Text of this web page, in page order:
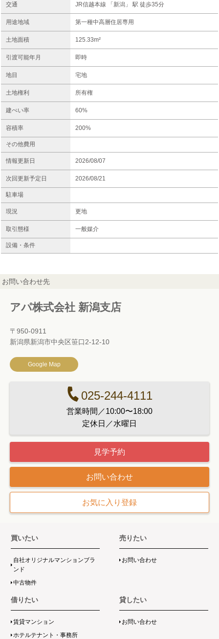
交通 JR信越本線 「新潟」 駅 徒歩35分
用途地域 第一種中高層住居専用
土地面積 125.33m²
引渡可能年月 即時
地目 宅地
土地権利 所有権
建ぺい率 60%
容積率 200%
その他費用
情報更新日 2026/08/07
次回更新予定日 2026/08/21
駐車場
現況 更地
取引態様 一般媒介
設備・条件
お問い合わせ先
アパ株式会社 新潟支店
〒950-0911
新潟県新潟市中央区笹口2-12-10
Google Map
025-244-4111
営業時間／10:00〜18:00
定休日／水曜日
見学予約
お問い合わせ
買いたい
自社オリジナルマンションブラ
ンド
中古物件
売りたい
お問い合わせ
借りたい
賃貸マンション
ホテルテナント・事務所
貸したい
お問い合わせ